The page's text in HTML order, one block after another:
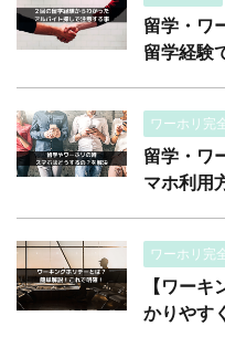
留学・ワ
留学経験
ワーホリ完
留学・ワ
マホ利用
ワーホリ完
【ワー
かりやす